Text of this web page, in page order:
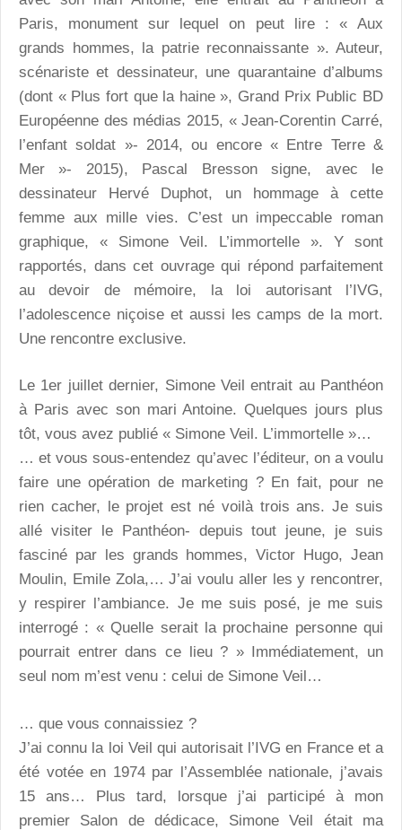
Paris, monument sur lequel on peut lire : « Aux
grands hommes, la patrie reconnaissante ». Auteur,
scénariste et dessinateur, une quarantaine d’albums
(dont « Plus fort que la haine », Grand Prix Public BD
Européenne des médias 2015, « Jean-Corentin Carré,
l’enfant soldat »- 2014, ou encore « Entre Terre &
Mer »- 2015), Pascal Bresson signe, avec le
dessinateur Hervé Duphot, un hommage à cette
femme aux mille vies. C’est un impeccable roman
graphique, « Simone Veil. L’immortelle ». Y sont
rapportés, dans cet ouvrage qui répond parfaitement
au devoir de mémoire, la loi autorisant l’IVG,
l’adolescence niçoise et aussi les camps de la mort.
Une rencontre exclusive.
Le 1er juillet dernier, Simone Veil entrait au Panthéon
à Paris avec son mari Antoine. Quelques jours plus
tôt, vous avez publié « Simone Veil. L’immortelle »…
… et vous sous-entendez qu’avec l’éditeur, on a voulu
faire une opération de marketing ? En fait, pour ne
rien cacher, le projet est né voilà trois ans. Je suis
allé visiter le Panthéon- depuis tout jeune, je suis
fasciné par les grands hommes, Victor Hugo, Jean
Moulin, Emile Zola,… J’ai voulu aller les y rencontrer,
y respirer l’ambiance. Je me suis posé, je me suis
interrogé : « Quelle serait la prochaine personne qui
pourrait entrer dans ce lieu ? » Immédiatement, un
seul nom m’est venu : celui de Simone Veil…
… que vous connaissiez ?
J’ai connu la loi Veil qui autorisait l’IVG en France et a
été votée en 1974 par l’Assemblée nationale, j’avais
15 ans… Plus tard, lorsque j’ai participé à mon
premier Salon de dédicace, Simone Veil était ma